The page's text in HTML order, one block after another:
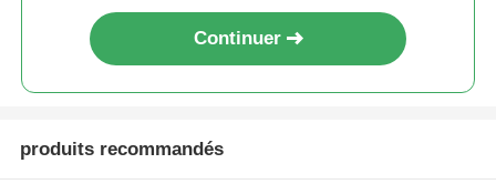
Tour de levage
Traverse circulaire
Continuer
produits recommandés